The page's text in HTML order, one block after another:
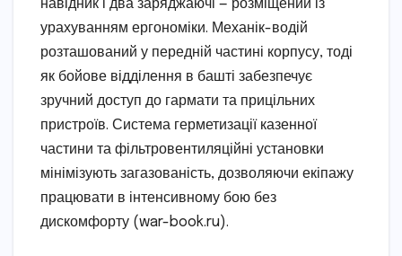
навідник і два заряджаючі — розміщений із
урахуванням ергономіки. Механік-водій
розташований у передній частині корпусу, тоді
як бойове відділення в башті забезпечує
зручний доступ до гармати та прицільних
пристроїв. Система герметизації казенної
частини та фільтровентиляційні установки
мінімізують загазованість, дозволяючи екіпажу
працювати в інтенсивному бою без
дискомфорту (war-book.ru).